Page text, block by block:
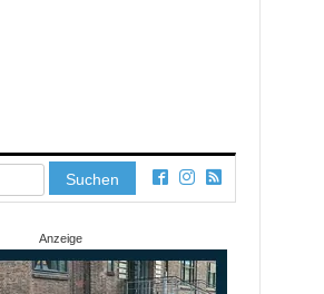
Anzeige